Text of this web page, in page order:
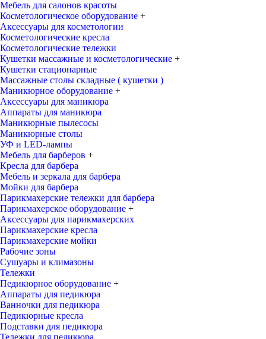
Мебель для салонов красоты
Косметологическое оборудование +
Аксессуары для косметологии
Косметологические кресла
Косметологические тележки
Кушетки массажные и косметологические +
Кушетки стационарные
Массажные столы складные ( кушетки )
Маникюрное оборудование +
Аксессуары для маникюра
Аппараты для маникюра
Маникюрные пылесосы
Маникюрные столы
УФ и LED-лампы
Мебель для барберов +
Кресла для барбера
Мебель и зеркала для барбера
Мойки для барбера
Парикмахерские тележки для барбера
Парикмахерское оборудование +
Аксессуары для парикмахерских
Парикмахерские кресла
Парикмахерские мойки
Рабочие зоны
Сушуары и климазоны
Тележки
Педикюрное оборудование +
Аппараты для педикюра
Ванночки для педикюра
Педикюрные кресла
Подставки для педикюра
Тележки для педикюра